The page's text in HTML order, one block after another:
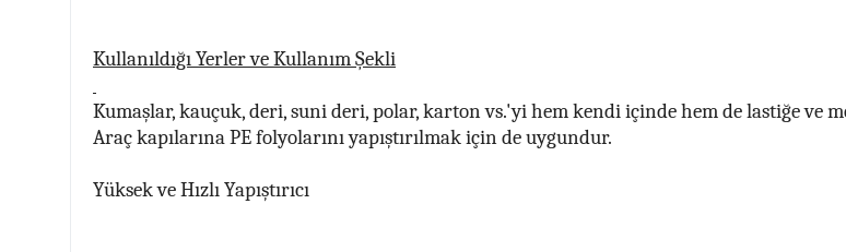
Kullanıldığı Yerler ve Kullanım Şekli
Kumaşlar, kauçuk, deri, suni deri, polar, karton vs.'yi hem kendi içinde hem de lastiğe ve
Araç kapılarına PE folyolarını yapıştırılmak için de uygundur.
Yüksek ve Hızlı Yapıştırıcı